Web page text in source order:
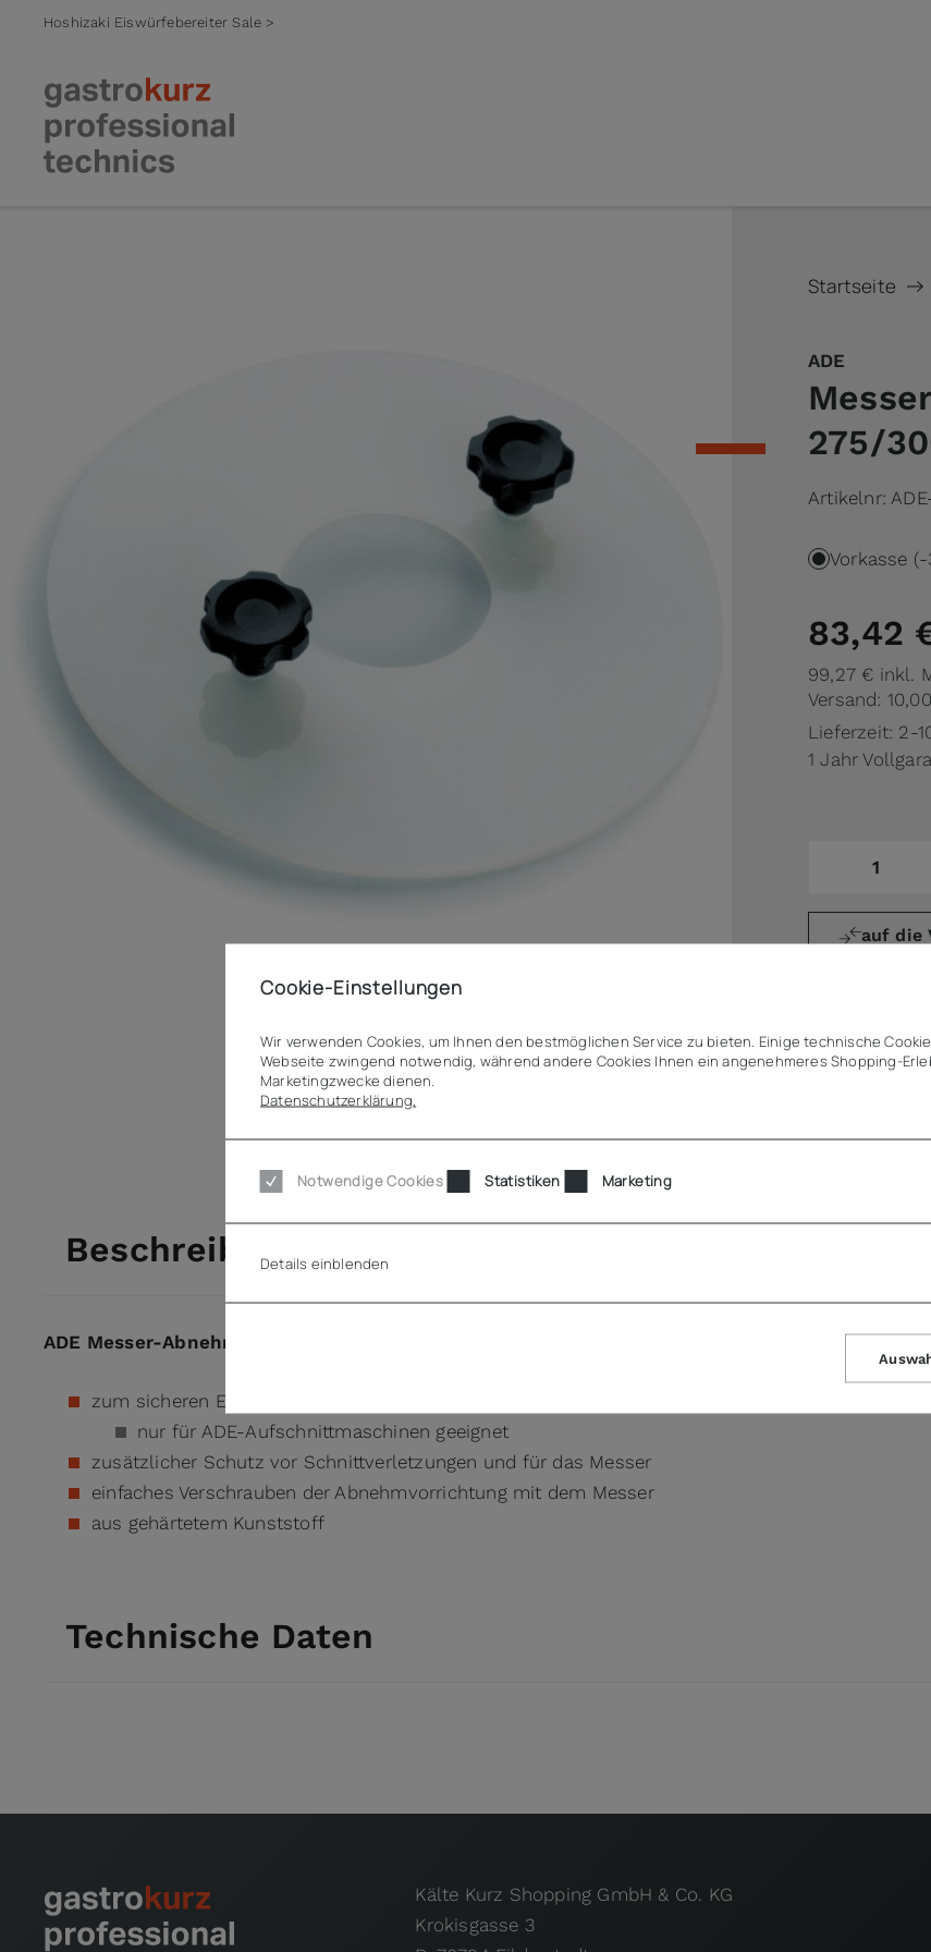
Hoshizaki Eiswürfebereiter Sale >
Startseite
ADE
275/
Artikelnr:
Vorkasse (-
83,42
99,27 € inkl.
Versand:
Lieferzeit: 2-
1 Jahr
auf die
Beschreibung
ADE Messer-Abnehmevorrichtung 275/300
zum sicheren Ein- und Ausbau von Kreismessern Ø 270 und 300 mm
nur für ADE-Aufschnittmaschinen geeignet
zusätzlicher Schutz vor Schnittverletzungen und für das Messer
einfaches Verschrauben der Abnehmvorrichtung mit dem Messer
aus gehärtetem Kunststoff
Technische Daten
Kälte Kurz Shopping GmbH & Co. KG
Krokisgasse 3
Cookie-Einstellungen
Wir verwenden Cookies, um Ihnen den bestmöglichen Service zu bieten. Einige technische
Webseite zwingend notwendig, während andere Cookies Ihnen ein angenehmeres Shopping-
Marketingzwecke dienen.
Datenschutzerklärung.
Notwendige Cookies Statistiken Marketing
Details einblenden